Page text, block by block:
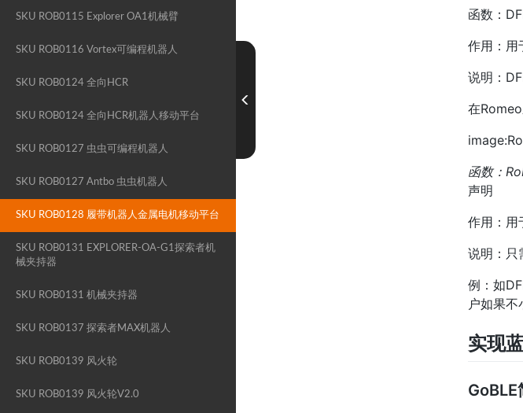
SKU ROB0115 Explorer OA1机械臂
SKU ROB0116 Vortex可编程机器人
SKU ROB0124 全向HCR
SKU ROB0124 全向HCR机器人移动平台
SKU ROB0127 虫虫可编程机器人
SKU ROB0127 Antbo 虫虫机器人
SKU ROB0128 履带机器人金属电机移动平台
SKU ROB0131 EXPLORER-OA-G1探索者机
械夹持器
SKU ROB0131 机械夹持器
SKU ROB0137 探索者MAX机器人
SKU ROB0139 风火轮
SKU ROB0139 风火轮V2.0
函数：
作用：用
说明：
在
函数：
声明
作用：用
说明：只
例：如
户如果
实现
GoBLE